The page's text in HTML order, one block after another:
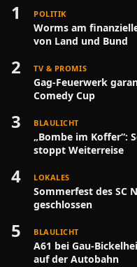
1 POLITIK
Worms am
von Land und Bund
2 TV & PROMIS
Gag-Feuerwerk
Comedy Cup
3 BLAULICHT
„Bombe im Koffer“:
stoppt Weiterreise
4 LOKALES
Sommerfest des SC
geschlossen
5 BLAULICHT
A61 bei Gau-
auf der Autobahn